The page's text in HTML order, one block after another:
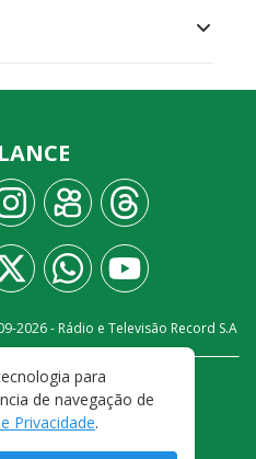
LANCE
2026- Rádio e Televisão Record S.A
PRIVACIDADE
DE USO
para
de navegação de
Privacidade.